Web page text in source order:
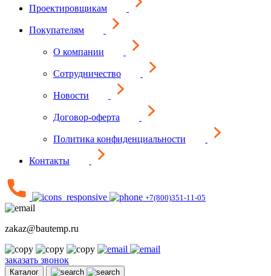
Проектировщикам
Покупателям
О компании
Сотрудничество
Новости
Договор-оферта
Политика конфиденциальности
Контакты
+7(800)351-11-05
zakaz@bautemp.ru
заказать звонок
Каталог